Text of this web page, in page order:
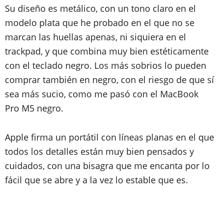
Su diseño es metálico, con un tono claro en el
modelo plata que he probado en el que no se
marcan las huellas apenas, ni siquiera en el
trackpad, y que combina muy bien estéticamente
con el teclado negro. Los más sobrios lo pueden
comprar también en negro, con el riesgo de que sí
sea más sucio, como me pasó con el MacBook
Pro M5 negro.
Apple firma un portátil con líneas planas en el que
todos los detalles están muy bien pensados y
cuidados, con una bisagra que me encanta por lo
fácil que se abre y a la vez lo estable que es.